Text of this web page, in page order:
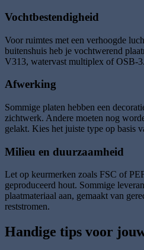
Vochtbestendigheid
Voor ruimtes met een verhoogde
buitenshuis heb je vochtwerend
V313, watervast multiplex of OSB-3.
Afwerking
Sommige platen hebben een
zichtwerk. Andere moeten nog
gelakt. Kies het juiste type op basis
Milieu en duurzaamheid
Let op keurmerken zoals FSC of
geproduceerd hout. Sommige
plaatmateriaal aan, gemaakt van
reststromen.
Handige tips voor